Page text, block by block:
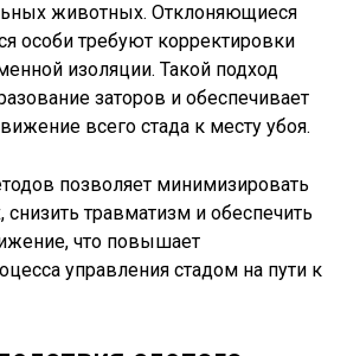
животных. Отклоняющиеся
особи требуют корректировки
изоляции. Такой подход
заторов и обеспечивает
всего стада к месту убоя.
позволяет минимизировать
травматизм и обеспечить
что повышает
управления стадом на пути к